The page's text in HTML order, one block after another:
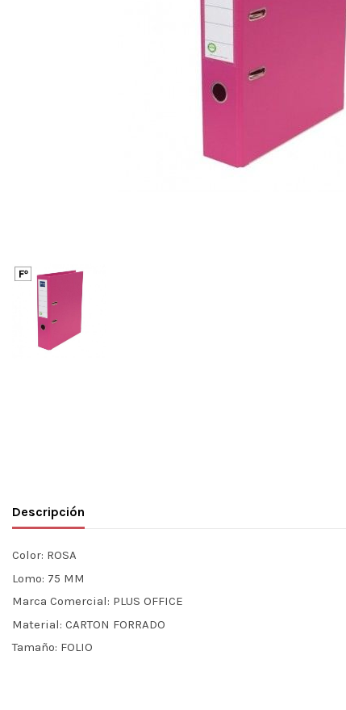
Descripción
Color: ROSA
Lomo: 75 MM
Marca Comercial: PLUS OFFICE
Material: CARTON FORRADO
Tamaño: FOLIO